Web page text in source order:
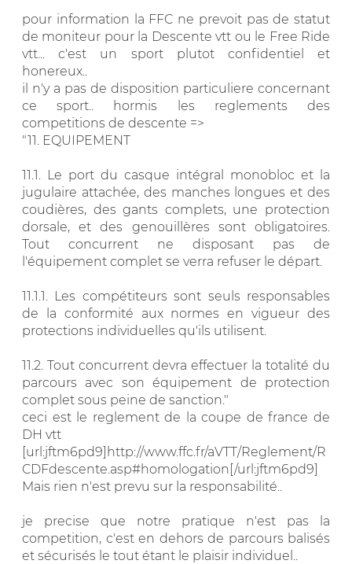
pour information la FFC ne prevoit pas de statut
de moniteur pour la Descente vtt ou le Free Ride
vtt... c'est un sport plutot confidentiel et
honereux..
il n'y a pas de disposition particuliere concernant
ce sport.. hormis les reglements des
competitions de descente =>
"11. EQUIPEMENT
11.1. Le port du casque intégral monobloc et la
jugulaire attachée, des manches longues et des
coudières, des gants complets, une protection
dorsale, et des genouillères sont obligatoires.
Tout concurrent ne disposant pas de
l'équipement complet se verra refuser le départ.
11.1.1. Les compétiteurs sont seuls responsables
de la conformité aux normes en vigueur des
protections individuelles qu'ils utilisent.
11.2. Tout concurrent devra effectuer la totalité du
parcours avec son équipement de protection
complet sous peine de sanction."
ceci est le reglement de la coupe de france de
DH vtt
[url:jftm6pd9]http://www.ffc.fr/aVTT/Reglement/R
CDFdescente.asp#homologation[/url:jftm6pd9]
Mais rien n'est prevu sur la responsabilité..
je precise que notre pratique n'est pas la
competition, c'est en dehors de parcours balisés
et sécurisés le tout étant le plaisir individuel..